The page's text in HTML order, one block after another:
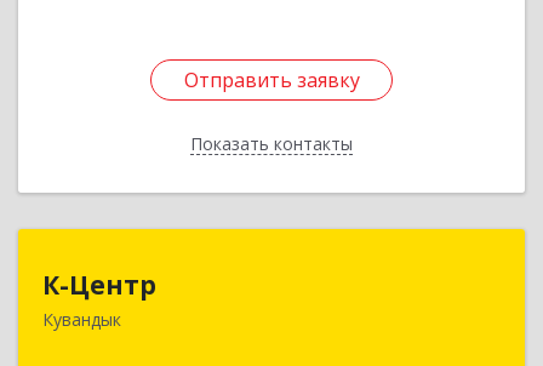
Отправить заявку
Показать контакты
Отправить заявку
Назад
К-Центр
Кувандык
462243, Оренбургская обл, Кувандыкский р-н,